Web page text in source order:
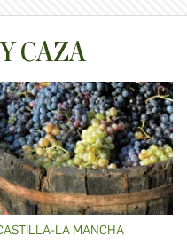
CAZA
LA MANCHA